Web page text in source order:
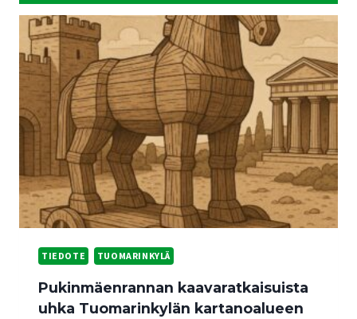
TIEDOTE TUOMARINKYLÄ
Pukinmäenrannan kaavaratkaisuista
uhka Tuomarinkylän kartanoalueen